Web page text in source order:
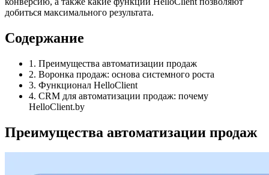
добиться максимального результата.
Содержание
1. Преимущества автоматизации продаж
2. Воронка продаж: основа системного роста
3. Функционал HelloClient
4. CRM для автоматизации продаж: почему
HelloClient.by
Преимущества автоматизации продаж